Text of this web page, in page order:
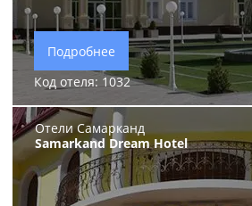
Подробнее
Код отеля: 1032
Отели Самарканд
Samarkand Dream Hotel